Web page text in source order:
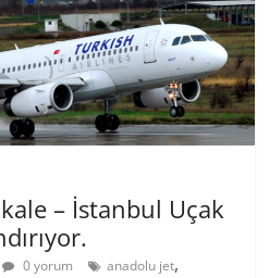
– İstanbul Uçak
0 yorum anadolu jet,